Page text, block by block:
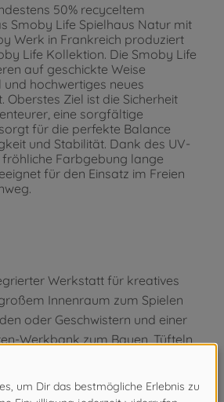
50% recyceltem
Smoby Life Spielhaus Natur mit
Werk in Frankreich produziert
Life Kollektion. Die Smoby Life
auf geschickte Weise
hochwertiges neues
Ziel ist die Sicherheit
eine sorgfältige
für die perfekte Balance
und Stabilität. Dank des UV-
fröhliche Farbgebung lange
für den Einsatz im Freien
Werkstatt für kreatives
Innenraum zum Spielen
oder Geschwistern und einer
Werkbank zum Bauen, Tüfteln
- Vielseitiger Spielwert mit